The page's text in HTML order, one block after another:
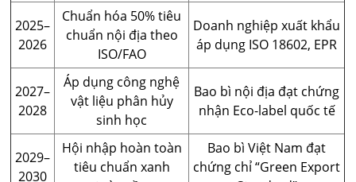
2025–
2026
Chuẩn hóa 50% tiêu
chuẩn nội địa theo
ISO/FAO
Doanh nghiệp xuất khẩu
áp dụng ISO 18602, EPR
2027–
2028
Áp dụng công nghệ
vật liệu phân hủy
sinh học
Bao bì nội địa đạt chứng
nhận Eco-label quốc tế
2029–
2030
Hội nhập hoàn toàn
tiêu chuẩn xanh
Bao bì Việt Nam đạt
chứng chỉ “Green Export